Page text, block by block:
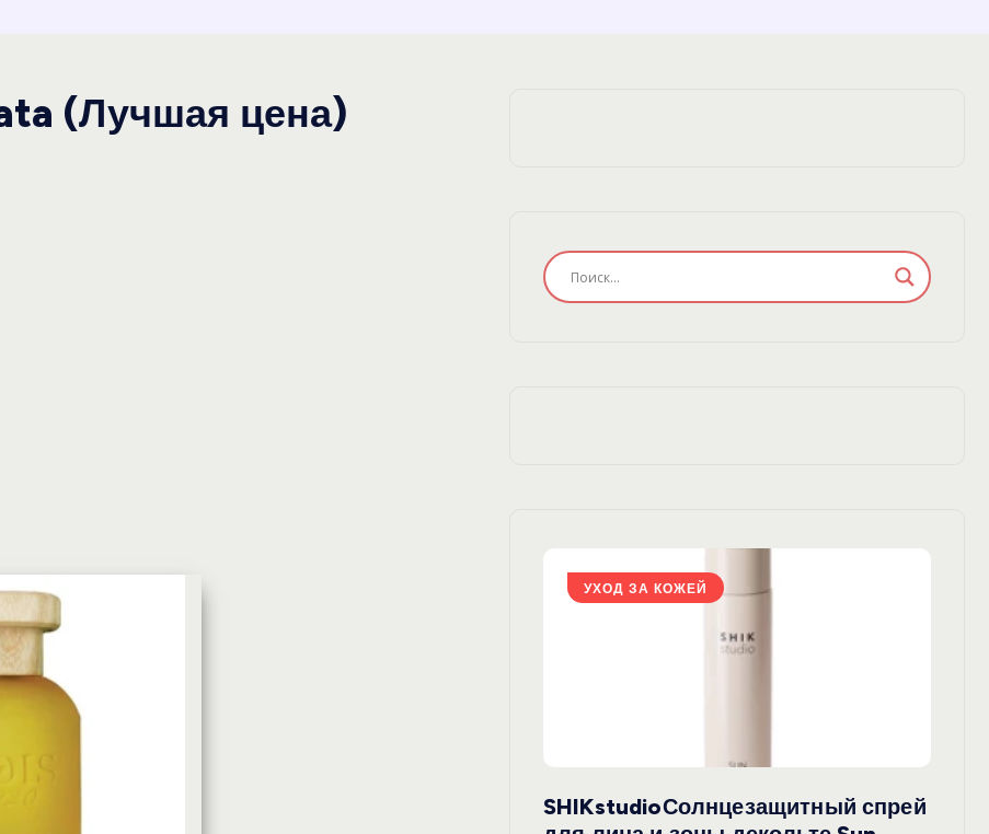
(Лучшая цена)
УХОД ЗА КОЖЕЙ
SHIKstudioСолнцезащитный спрей